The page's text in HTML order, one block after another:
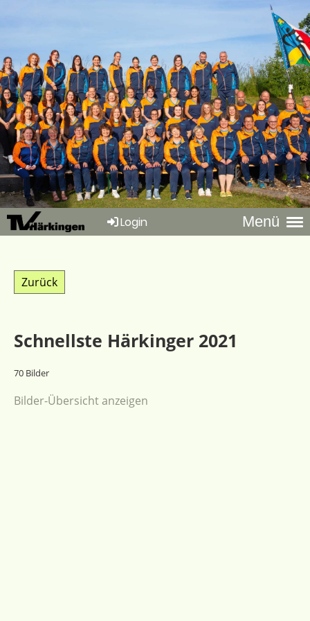
Menü
Login
Zurück
Schnellste Härkinger 2021
70 Bilder
Bilder-Übersicht anzeigen